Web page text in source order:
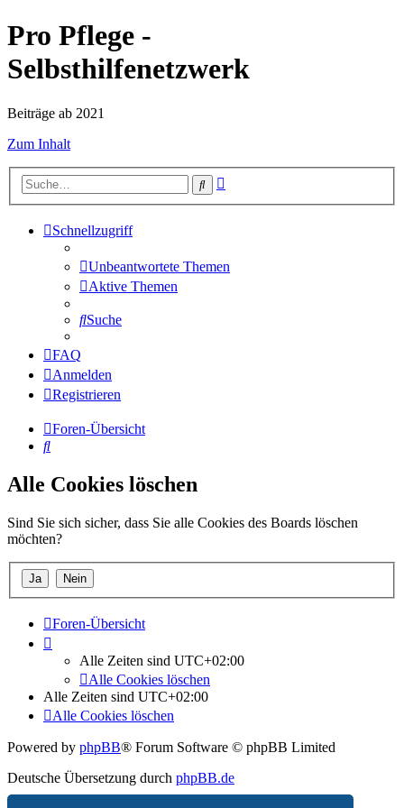
Pro Pflege -
Selbsthilfenetzwerk
Beiträge ab 2021
Zum Inhalt
Suche
Schnellzugriff
Unbeantwortete Themen
Aktive Themen
Suche
FAQ
Anmelden
Registrieren
Foren-Übersicht
Suche
Alle Cookies löschen
Sind Sie sich sicher, dass Sie alle Cookies des Boards löschen
möchten?
Foren-Übersicht
Alle Zeiten sind UTC+02:00
Alle Cookies löschen
Alle Zeiten sind UTC+02:00
Alle Cookies löschen
Powered by phpBB® Forum Software © phpBB Limited
Deutsche Übersetzung durch phpBB.de